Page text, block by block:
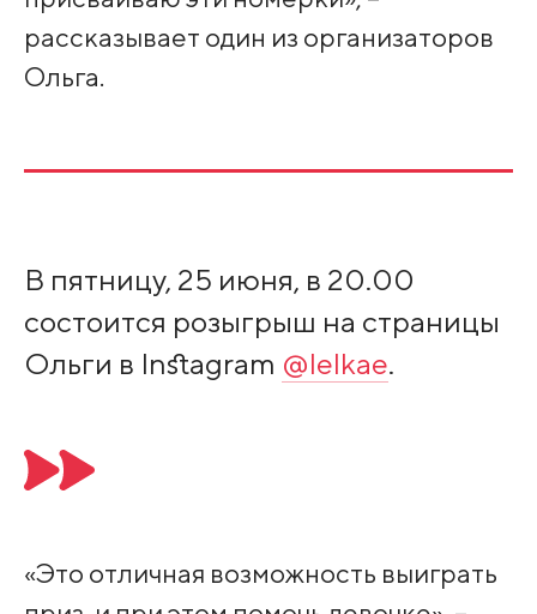
рассказывает один из организаторов
Ольга.
В пятницу, 25 июня, в 20.00
состоится розыгрыш на страницы
Ольги в Instagram @lelkae.
«Это отличная возможность выиграть